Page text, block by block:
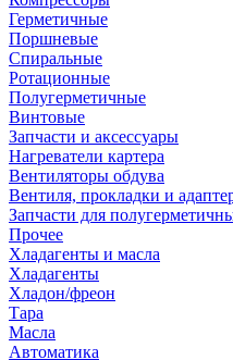
Герметичные
Поршневые
Спиральные
Ротационные
Полугерметичные
Винтовые
Запчасти и аксессуары
Нагреватели картера
Вентиляторы обдува
Вентиля, прокладки и
Запчасти для
Прочее
Хладагенты и масла
Хладагенты
Хладон/фреон
Тара
Масла
Автоматика